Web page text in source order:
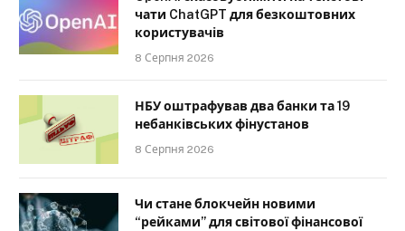
чати ChatGPT для безкоштовних
користувачів
8 Серпня 2026
НБУ оштрафував два банки та 19
небанківських фінустанов
8 Серпня 2026
Чи стане блокчейн новими
“рейками” для світової фінансової